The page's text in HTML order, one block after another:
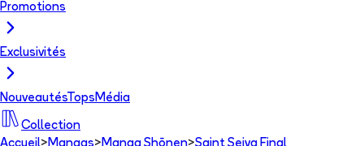
Promotions
Exclusivités
NouveautésTops Média
Collection